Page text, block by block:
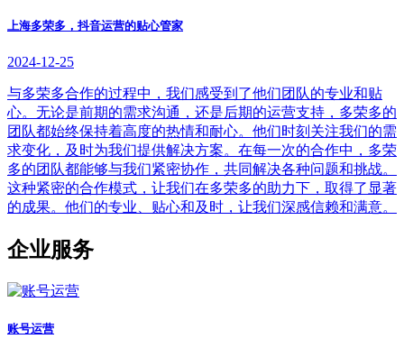
上海多荣多，抖音运营的贴心管家
2024-12-25
与多荣多合作的过程中，我们感受到了他们团队的专业和贴
心。无论是前期的需求沟通，还是后期的运营支持，多荣多的
团队都始终保持着高度的热情和耐心。他们时刻关注我们的需
求变化，及时为我们提供解决方案。在每一次的合作中，多荣
多的团队都能够与我们紧密协作，共同解决各种问题和挑战。
这种紧密的合作模式，让我们在多荣多的助力下，取得了显著
的成果。他们的专业、贴心和及时，让我们深感信赖和满意。
企业服务
账号运营